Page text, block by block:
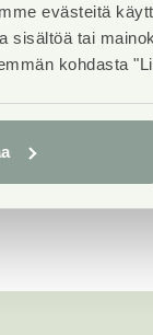
evästeitä
sisältöä tai
kohdasta
Welho
+